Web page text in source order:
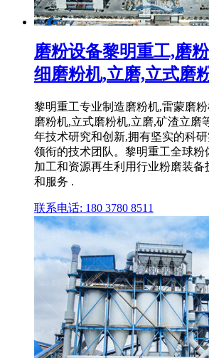
磨粉设备黎明重工,磨
细磨粉机,立磨,立式磨
黎明重工专业制造磨粉机,雷蒙磨
磨粉机,立式磨粉机,立磨,矿渣立磨
年技术研究和创新,拥有坚实的科
领衔的技术团队。黎明重工全球粉
加工和资源再生利用行业粉磨装备
和服务 .
联系电话: 180 3780 8511